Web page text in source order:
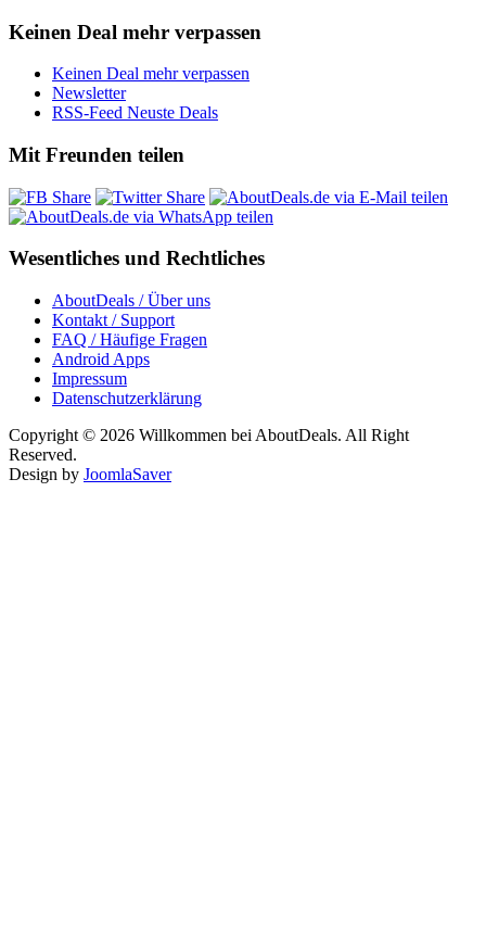
Keinen Deal mehr verpassen
Keinen Deal mehr verpassen
Newsletter
RSS-Feed Neuste Deals
Mit Freunden teilen
Wesentliches und Rechtliches
AboutDeals / Über uns
Kontakt / Support
FAQ / Häufige Fragen
Android Apps
Impressum
Datenschutzerklärung
Copyright © 2026 Willkommen bei AboutDeals. All Right
Reserved.
Design by JoomlaSaver